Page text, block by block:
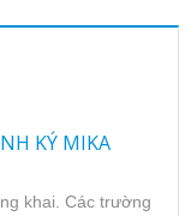
KÝ MIKA
khai. Các trường